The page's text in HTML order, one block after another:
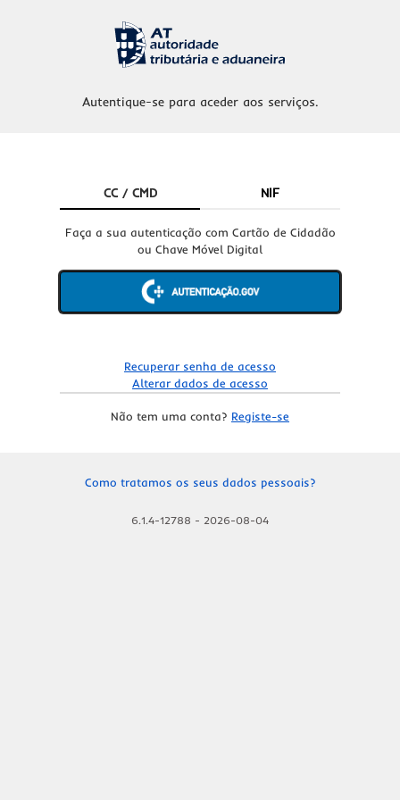
Autentique-se para aceder aos serviços.
CC / CMD NIF
Faça a sua autenticação com Cartão de Cidadão
ou Chave Móvel Digital
Recuperar senha de acesso
Alterar dados de acesso
Não tem uma conta? Registe-se
Como tratamos os seus dados pessoais?
6.1.4-12788 - 2026-08-04